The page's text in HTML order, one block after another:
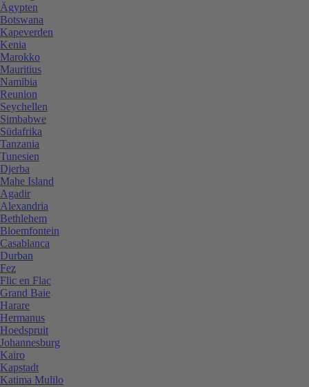
Ägypten
Botswana
Kapeverden
Kenia
Marokko
Mauritius
Namibia
Reunion
Seychellen
Simbabwe
Südafrika
Tanzania
Tunesien
Djerba
Mahe Island
Agadir
Alexandria
Bethlehem
Bloemfontein
Casablanca
Durban
Fez
Flic en Flac
Grand Baie
Harare
Hermanus
Hoedspruit
Johannesburg
Kairo
Kapstadt
Katima Mulilo